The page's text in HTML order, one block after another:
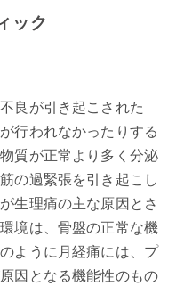
ック
良が引き起こされた
行われなかったりする
質が正常より多く分泌
の過緊張を引き起こし
生理痛の主な原因とさ
境は、骨盤の正常な機
ように月経痛には、プ
因となる機能性のもの